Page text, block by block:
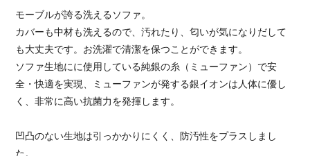
モーブルが誇る洗えるソファ。
カバーも中材も洗えるので、汚れたり、匂いが気になりだして
も大丈夫です。お洗濯で清潔を保つことができます。
ソファ生地にに使用している純銀の糸（ミューファン）で安
全・快適を実現、ミューファンが発する銀イオンは人体に優し
く、非常に高い抗菌力を発揮します。
凹凸のない生地は引っかかりにくく、防汚性をプラスしまし
た。